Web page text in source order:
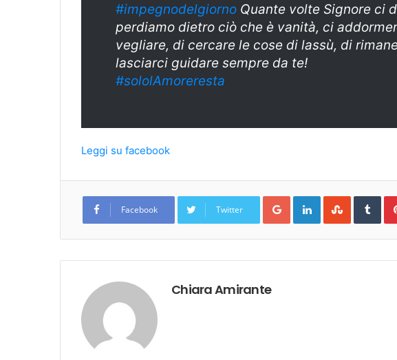
#impegnodelgiorno Quante volte Signore ci
perdiamo dietro ciò che è vanità, ci
vegliare, di cercare le cose di lassù, di
lasciarci guidare sempre da te!
#sololAmoreresta
Leggi su facebook
Facebook Twitter
Google+LinkedIn
Chiara Amirante